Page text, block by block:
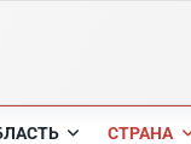
СТРАНА